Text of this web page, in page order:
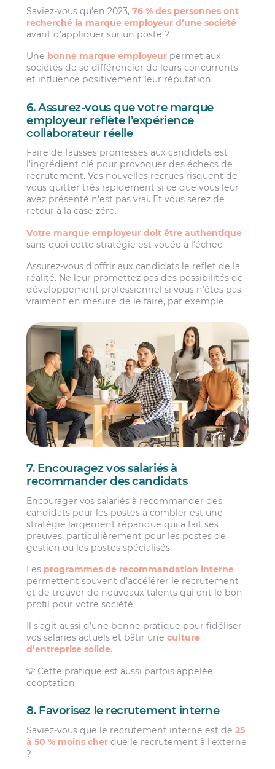
Saviez-vous qu’en 2023,76 % des personnes ont
recherché la marque employeur d’une société
avant d’appliquer sur un poste ?
Une bonne marque employeur permet aux
sociétés de se différencier de leurs concurrents
et influence positivement leur réputation.
6. Assurez-vous que votre marque
employeur reflète l’expérience
collaborateur réelle
Faire de fausses promesses aux candidats est
l’ingrédient clé pour provoquer des échecs de
recrutement. Vos nouvelles recrues risquent de
vous quitter très rapidement si ce que vous leur
avez présenté n’est pas vrai. Et vous serez de
retour à la case zéro.
Votre marque employeur doit être authentique
sans quoi cette stratégie est vouée à l’échec.
Assurez-vous d’offrir aux candidats le reflet de la
réalité. Ne leur promettez pas des possibilités de
développement professionnel si vous n’êtes pas
vraiment en mesure de le faire, par exemple.
7. Encouragez vos salariés à
recommander des candidats
Encourager vos salariés à recommander des
candidats pour les postes à combler est une
stratégie largement répandue qui a fait ses
preuves, particulièrement pour les postes de
gestion ou les postes spécialisés.
Les programmes de recommandation interne
permettent souvent d’accélérer le recrutement
et de trouver de nouveaux talents qui ont le bon
profil pour votre société.
Il s’agit aussi d’une bonne pratique pour fidéliser
vos salariés actuels et bâtir uneculture
d’entreprise solide.
💡 Cette pratique est aussi parfois appelée
cooptation.
8. Favorisez le recrutement interne
Saviez-vous que le recrutement interne est de25
à 50 % moins cher que le recrutement à l’externe
?